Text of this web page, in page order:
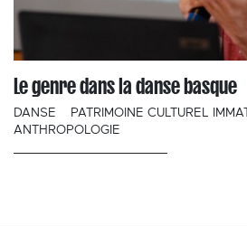
Le genre dans la danse basque
DANSE PATRIMOINE CULTUREL
ANTHROPOLOGIE